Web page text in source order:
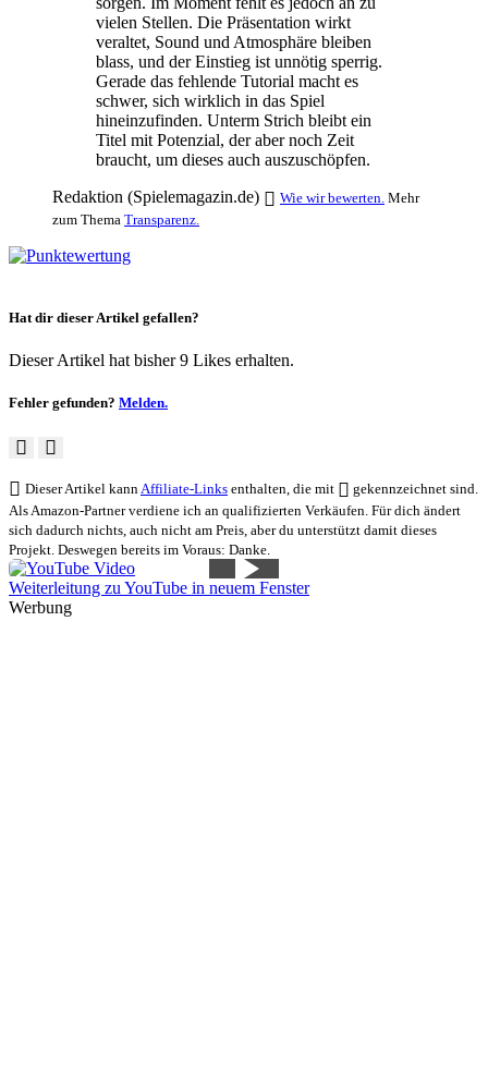
vielen Stellen. Die Präsentation wirkt
veraltet, Sound und Atmosphäre bleiben
blass, und der Einstieg ist unnötig sperrig.
Gerade das fehlende Tutorial macht es
schwer, sich wirklich in das Spiel
hineinzufinden. Unterm Strich bleibt ein
Titel mit Potenzial, der aber noch Zeit
braucht, um dieses auch auszuschöpfen.
Redaktion (Spielemagazin.de)
Wie wir bewerten. Mehr
zum Thema Transparenz.
Hat dir dieser Artikel gefallen?
Dieser Artikel hat bisher 9 Likes erhalten.
Fehler gefunden? Melden.
Dieser Artikel kann Affiliate-Links enthalten, die mit
gekennzeichnet sind.
Als Amazon-Partner verdiene ich an qualifizierten Verkäufen. Für dich ändert
sich dadurch nichts, auch nicht am Preis, aber du unterstützt damit dieses
Projekt. Deswegen bereits im Voraus: Danke.
Weiterleitung zu YouTube in neuem Fenster
Werbung